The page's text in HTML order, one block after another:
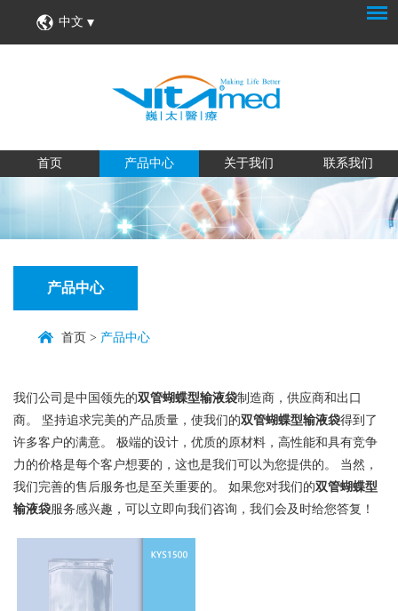
中文
首页 产品中心 关于我们 联系我们
产品中心
首页 > 产品中心
我们公司是中国领先的双管蝴蝶型输液袋制造商，供应商和出口
商。 坚持追求完美的产品质量，使我们的双管蝴蝶型输液袋得到了
许多客户的满意。 极端的设计，优质的原材料，高性能和具有竞争
力的价格是每个客户想要的，这也是我们可以为您提供的。 当然，
我们完善的售后服务也是至关重要的。 如果您对我们的双管蝴蝶型
输液袋服务感兴趣，可以立即向我们咨询，我们会及时给您答复！